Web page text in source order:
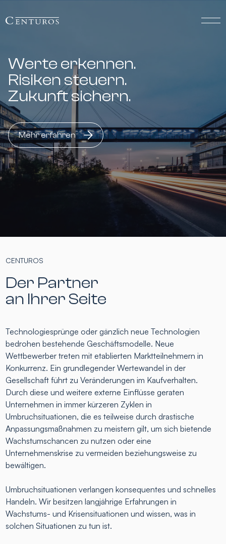
Werte erkennen.
Risiken steuern.
Zukunft sichern.
Mehr erfahren
CENTUROS
Der Partner
an Ihrer Seite
Technologiesprünge oder gänzlich neue Technologien
bedrohen bestehende Geschäftsmodelle. Neue
Wettbewerber treten mit etablierten Marktteilnehmern in
Konkurrenz. Ein grundlegender Wertewandel in der
Gesellschaft führt zu Veränderungen im Kaufverhalten.
Durch diese und weitere externe Einflüsse geraten
Unternehmen in immer kürzeren Zyklen in
Umbruchsituationen, die es teilweise durch drastische
Anpassungsmaßnahmen zu meistern gilt, um sich bietende
Wachstumschancen zu nutzen oder eine
Unternehmenskrise zu vermeiden beziehungsweise zu
bewältigen.
Umbruchsituationen verlangen konsequentes und schnelles
Handeln. Wir besitzen langjährige Erfahrungen in
Wachstums- und Krisensituationen und wissen, was in
solchen Situationen zu tun ist.